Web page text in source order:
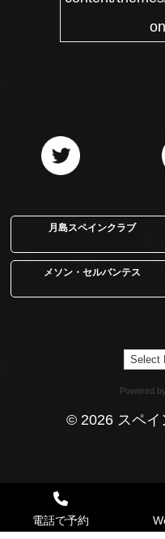
月島スペインクラブ
メソン・セルバンテス
Powered by
© 2026 スペイ
電話で予約